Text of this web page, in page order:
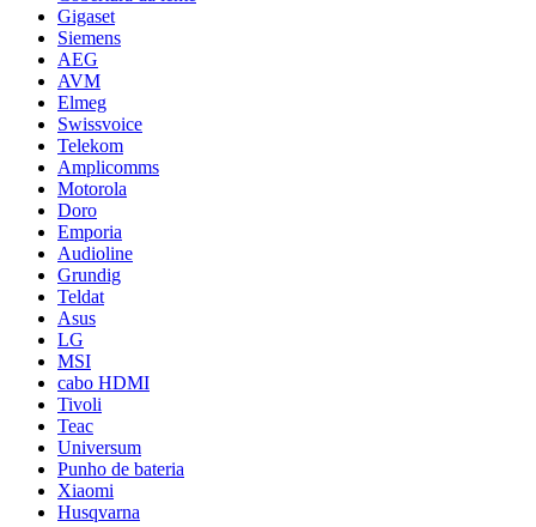
Gigaset
Siemens
AEG
AVM
Elmeg
Swissvoice
Telekom
Amplicomms
Motorola
Doro
Emporia
Audioline
Grundig
Teldat
Asus
LG
MSI
cabo HDMI
Tivoli
Teac
Universum
Punho de bateria
Xiaomi
Husqvarna